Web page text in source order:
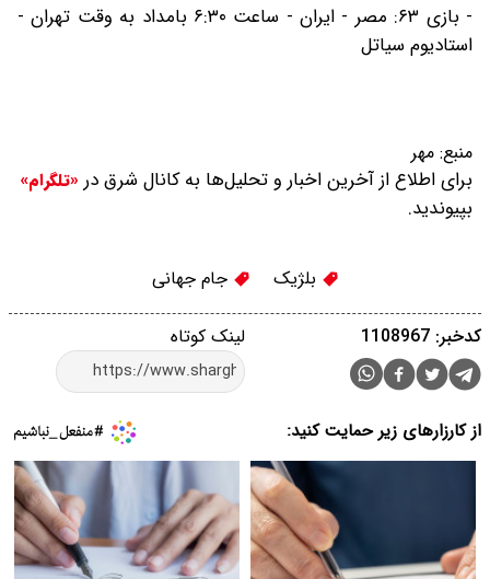
- بازی ۶۳: مصر - ایران - ساعت ۶:۳۰ بامداد به وقت تهران -
استادیوم سیاتل
منبع: مهر
برای اطلاع از آخرین اخبار و تحلیل‌ها به کانال شرق در «تلگرام»
بپیوندید.
بلژیک جام جهانی
لینک کوتاه کدخبر: 1108967
از کارزارهای زیر حمایت کنید: